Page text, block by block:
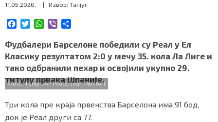
11.05.2026. | Извор: Танјуг
c
e
b
o
o
k
i
t
t
e
r
W
a
t
s
A
p
p
b
e
r
a
r
e
Фудбалери Барселоне победили су Реал у Ел
Класику резултатом 2:0 у мечу 35. кола Ла Лиге и
тако одбранили пехар и освојили укупно 29.
титулу првака Шпаније.
Фото: Танјуг/AP Photo/Joan Monfort
Три кола пре краја првенства Барселона има 91 бод,
док је Реал други са 77.
ЗЕЛЕНИ ГРАД
ВИДЕО
СПЕЦИЈАЛИ
БЛОГ
СВЕТ